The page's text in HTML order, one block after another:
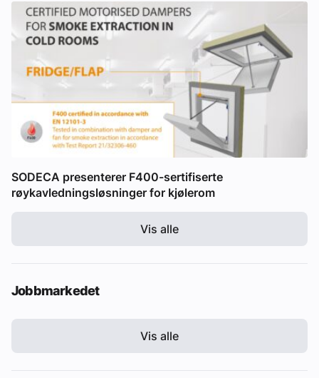
SODECA presenterer F400-sertifiserte
røykavledningsløsninger for kjølerom
Vis alle
Jobbmarkedet
Vis alle